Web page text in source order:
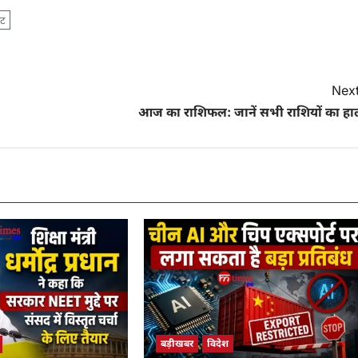
आज का राशिफल: जानें सभी राशियों का
बड़ीखबर विदेश